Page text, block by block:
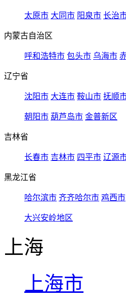
太原市 大同市 阳泉市 长治
内蒙古自治区
呼和浩特市 包头市 乌海市
辽宁省
沈阳市 大连市 鞍山市 抚顺
朝阳市 葫芦岛市 金普新区
吉林省
长春市 吉林市 四平市 辽源
黑龙江省
哈尔滨市 齐齐哈尔市 鸡西市
大兴安岭地区
上海
上海市